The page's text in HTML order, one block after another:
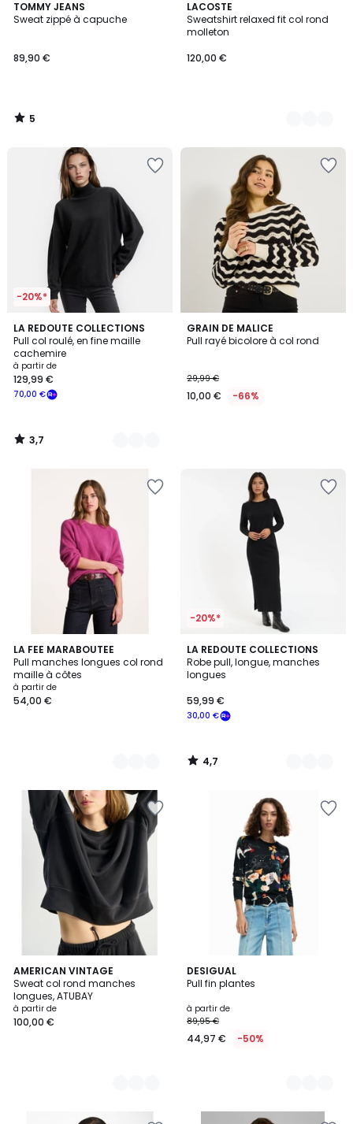
TOMMY JEANS
Sweat zippé à capuche
89,90 €
5
/
5
/
LACOSTE
Sweatshirt relaxed fit col rond
molleton
120,00 €
3
Couleurs
-20%*
LA REDOUTE COLLECTIONS
Pull col roulé, en fine maille
cachemire
à partir de
70,00 €
129,99 €
3,7
/ 5
4
Couleurs
3,7
/
GRAIN DE MALICE
Pull rayé bicolore à col rond
29,99 €
10,00 € -66%
LA FEE MARABOUTEE
Pull manches longues col rond
maille à côtes
à partir de
54,00 €
3
Couleurs
-20%*
LA REDOUTE COLLECTIONS
Robe pull, longue, manches
longues
30,00 €
59,99 €
4,7
/ 5
3
Couleurs
4,7
/
AMERICAN VINTAGE
Sweat col rond manches
longues, ATUBAY
à partir de
100,00 €
2
Couleurs
DESIGUAL
Pull fin plantes
à partir de
89,95 €
44,97 € -50%
2
Couleurs